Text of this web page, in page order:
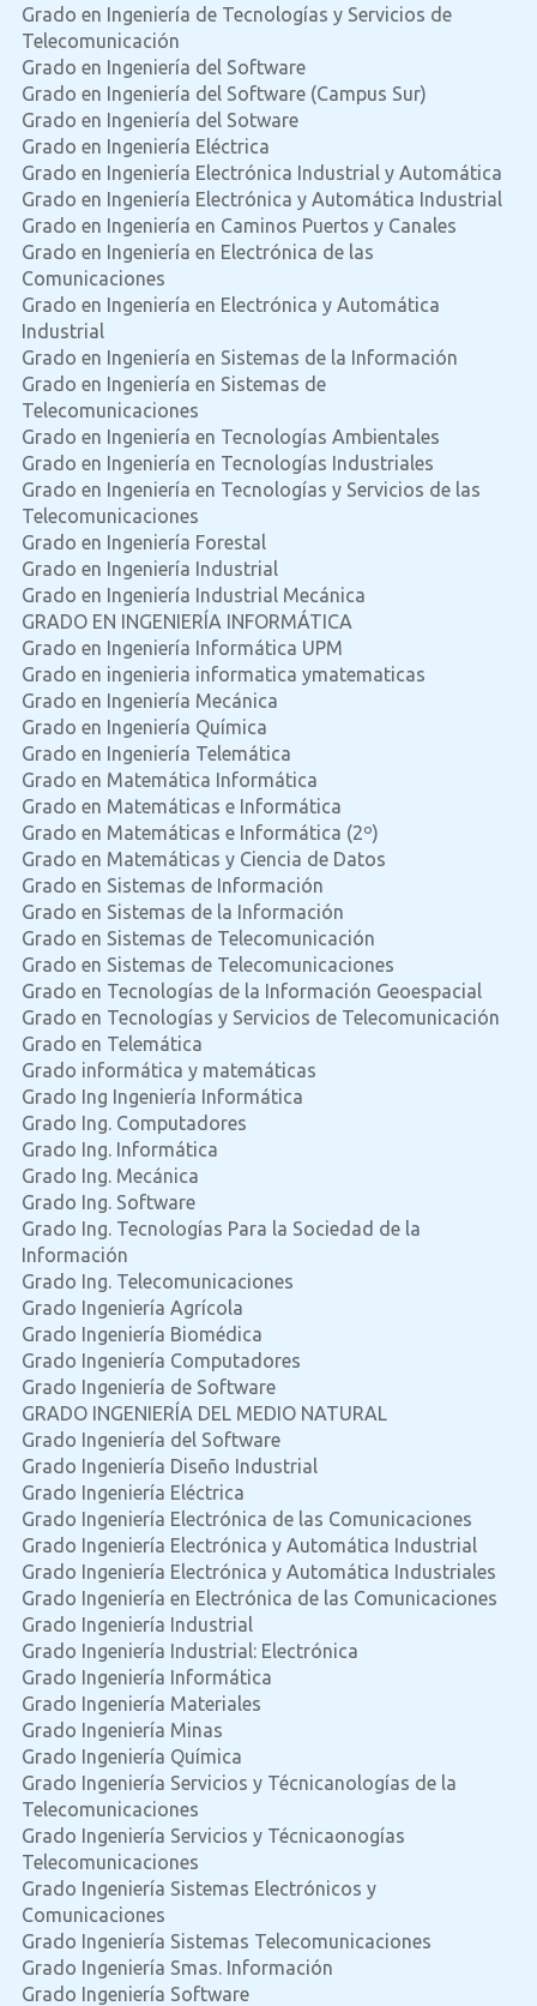
Grado en Ingeniería de Tecnologías y Servicios de
Telecomunicación
Grado en Ingeniería del Software
Grado en Ingeniería del Software (Campus Sur)
Grado en Ingeniería del Sotware
Grado en Ingeniería Eléctrica
Grado en Ingeniería Electrónica Industrial y Automática
Grado en Ingeniería Electrónica y Automática Industrial
Grado en Ingeniería en Caminos Puertos y Canales
Grado en Ingeniería en Electrónica de las
Comunicaciones
Grado en Ingeniería en Electrónica y Automática
Industrial
Grado en Ingeniería en Sistemas de la Información
Grado en Ingeniería en Sistemas de
Telecomunicaciones
Grado en Ingeniería en Tecnologías Ambientales
Grado en Ingeniería en Tecnologías Industriales
Grado en Ingeniería en Tecnologías y Servicios de las
Telecomunicaciones
Grado en Ingeniería Forestal
Grado en Ingeniería Industrial
Grado en Ingeniería Industrial Mecánica
GRADO EN INGENIERÍA INFORMÁTICA
Grado en Ingeniería Informática UPM
Grado en ingenieria informatica ymatematicas
Grado en Ingeniería Mecánica
Grado en Ingeniería Química
Grado en Ingeniería Telemática
Grado en Matemática Informática
Grado en Matemáticas e Informática
Grado en Matemáticas e Informática (2º)
Grado en Matemáticas y Ciencia de Datos
Grado en Sistemas de Información
Grado en Sistemas de la Información
Grado en Sistemas de Telecomunicación
Grado en Sistemas de Telecomunicaciones
Grado en Tecnologías de la Información Geoespacial
Grado en Tecnologías y Servicios de Telecomunicación
Grado en Telemática
Grado informática y matemáticas
Grado Ing Ingeniería Informática
Grado Ing. Computadores
Grado Ing. Informática
Grado Ing. Mecánica
Grado Ing. Software
Grado Ing. Tecnologías Para la Sociedad de la
Información
Grado Ing. Telecomunicaciones
Grado Ingeniería Agrícola
Grado Ingeniería Biomédica
Grado Ingeniería Computadores
Grado Ingeniería de Software
GRADO INGENIERÍA DEL MEDIO NATURAL
Grado Ingeniería del Software
Grado Ingeniería Diseño Industrial
Grado Ingeniería Eléctrica
Grado Ingeniería Electrónica de las Comunicaciones
Grado Ingeniería Electrónica y Automática Industrial
Grado Ingeniería Electrónica y Automática Industriales
Grado Ingeniería en Electrónica de las Comunicaciones
Grado Ingeniería Industrial
Grado Ingeniería Industrial: Electrónica
Grado Ingeniería Informática
Grado Ingeniería Materiales
Grado Ingeniería Minas
Grado Ingeniería Química
Grado Ingeniería Servicios y Técnicanologías de la
Telecomunicaciones
Grado Ingeniería Servicios y Técnicaonogías
Telecomunicaciones
Grado Ingeniería Sistemas Electrónicos y
Comunicaciones
Grado Ingeniería Sistemas Telecomunicaciones
Grado Ingeniería Smas. Información
Grado Ingeniería Software